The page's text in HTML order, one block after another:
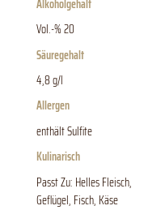
Alkoholgehalt
Vol.-% 20
Säuregehalt
4,8 g/l
Allergen
enthält Sulfite
Kulinarisch
Passt Zu: Helles Fleisch,
Geflügel, Fisch, Käse